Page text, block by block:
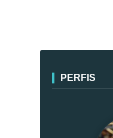
PERFIS